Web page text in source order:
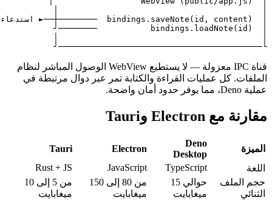
قناة IPC معزولة — لا يستطيع WebView الوصول المباشر لنظام
القراءة والكتابة تمر عبر دوال مرتبطة في
Electron
Tauri
JavaScript
Rust + JS
حوالي 15
من 80 إلى 150
ميغابايت
من 5 إلى 10
ميغابايت